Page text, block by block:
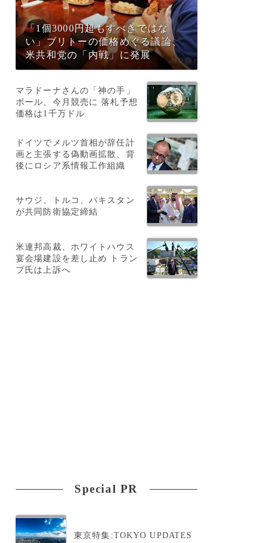
「1個3000円超もすべきではな
い」ブリトーの価格めぐる議論、
米共和党の「内戦」に発展
マラドーナさんの「神の手」
ボール、今月競売に 落札予想
価格は1千万ドル
ドイツでメルツ首相が辞任計
画と主張する偽動画拡散、背
後にロシア系情報工作組織
サウジ、トルコ、パキスタン
が共同防衛協定締結
米連邦高裁、ホワイトハウス
宴会場建設を差し止め トラン
プ氏は上訴へ
Special PR
東京特集:TOKYO UPDATES